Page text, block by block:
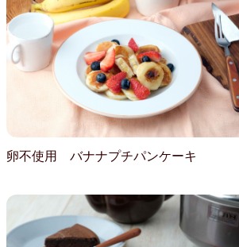
卵不使用 バナナプチパンケーキ